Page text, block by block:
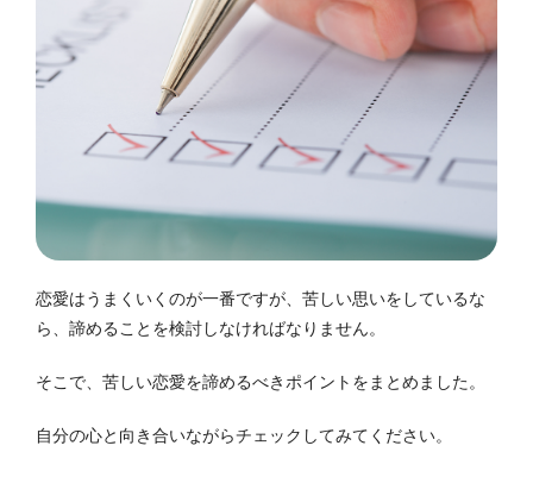
恋愛はうまくいくのが一番ですが、苦しい思いをしているな
ら、諦めることを検討しなければなりません。
そこで、苦しい恋愛を諦めるべきポイントをまとめました。
自分の心と向き合いながらチェックしてみてください。